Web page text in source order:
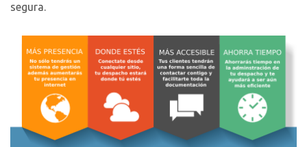
segura.